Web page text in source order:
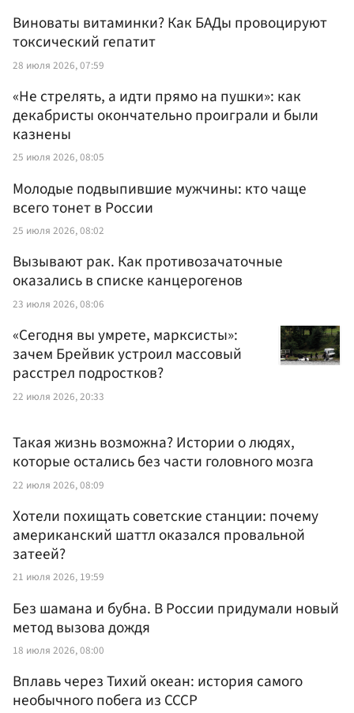
Виноваты витаминки? Как БАДы провоцируют
токсический гепатит
28 июля 2026, 07:59
«Не стрелять, а идти прямо на пушки»: как
декабристы окончательно проиграли и были
казнены
25 июля 2026, 08:05
Молодые подвыпившие мужчины: кто чаще
всего тонет в России
25 июля 2026, 08:02
Вызывают рак. Как противозачаточные
оказались в списке канцерогенов
23 июля 2026, 08:06
«Сегодня вы умрете, марксисты»:
зачем Брейвик устроил массовый
расстрел подростков?
22 июля 2026, 20:33
Такая жизнь возможна? Истории о людях,
которые остались без части головного мозга
22 июля 2026, 08:09
Хотели похищать советские станции: почему
американский шаттл оказался провальной
затеей?
21 июля 2026, 19:59
Без шамана и бубна. В России придумали новый
метод вызова дождя
18 июля 2026, 08:00
Вплавь через Тихий океан: история самого
необычного побега из СССР